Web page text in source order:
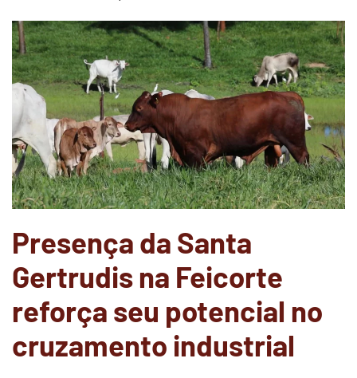
Presença da Santa
Gertrudis na Feicorte
reforça seu potencial no
cruzamento industrial